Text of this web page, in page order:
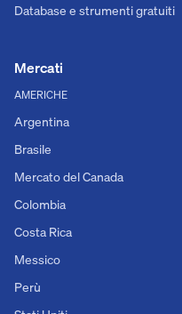
Database e strumenti gratuiti
Mercati
AMERICHE
Argentina
Brasile
Mercato del Canada
Colombia
Costa Rica
Messico
Perù